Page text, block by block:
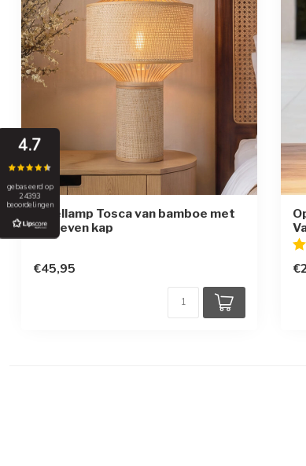
Tafellamp Tosca van bamboe met
geweven kap
€45,95
4.7
gebaseerd op
24393
beoordelingen